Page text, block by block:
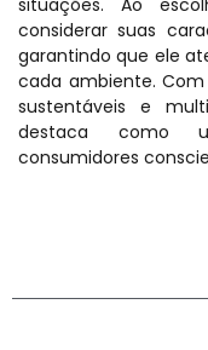
considerar suas
garantindo que ele
cada ambiente.
sustentáveis e
destaca como
consumidores